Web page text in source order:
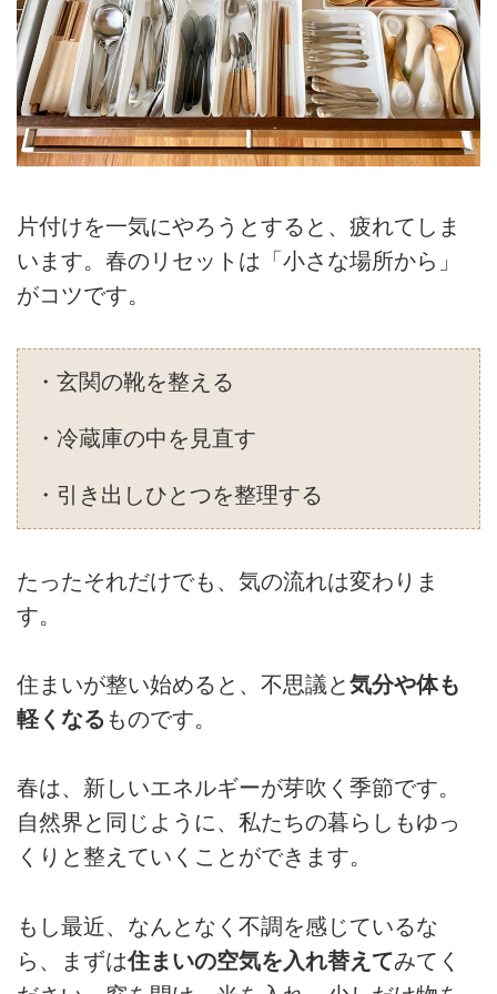
片付けを一気にやろうとすると、疲れてしま
います。春のリセットは「小さな場所から」
がコツです。
・玄関の靴を整える
・冷蔵庫の中を見直す
・引き出しひとつを整理する
たったそれだけでも、気の流れは変わりま
す。
住まいが整い始めると、不思議と気分や体も
軽くなる ものです。
春は、新しいエネルギーが芽吹く季節です。
自然界と同じように、私たちの暮らしもゆっ
くりと整えていくことができます。
もし最近、なんとなく不調を感じているな
ら、まずは住まいの空気を入れ替えてみてく